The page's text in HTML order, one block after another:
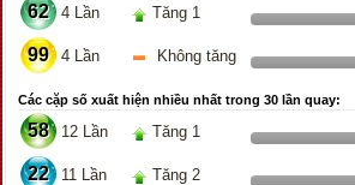
62 4 Lần Tăng 1
99 4 Lần Không tăng
Các cặp số xuất hiện nhiều nhất trong 30 lần quay:
58 12 Lần Tăng 1
22 11 Lần Tăng 2